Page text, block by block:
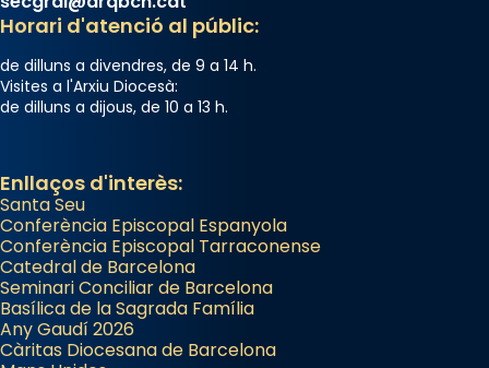
Horari d'atenció al públic:
de dilluns a divendres, de 9 a 14 h.
Visites a l'Arxiu Diocesà:
de dilluns a dijous, de 10 a 13 h.
Enllaços d'interès:
Santa Seu
Conferència Episcopal Espanyola
Conferència Episcopal Tarraconense
Catedral de Barcelona
Seminari Conciliar de Barcelona
Basílica de la Sagrada Família
Any Gaudí 2026
Càritas Diocesana de Barcelona